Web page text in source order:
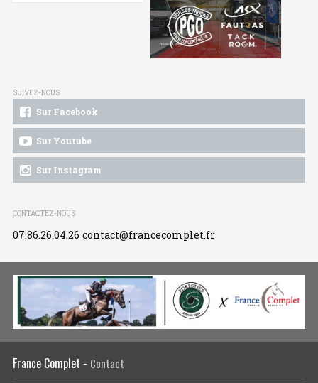
SUIVEZ-NOUS
Sur Facebook
Sur Youtube
Sur Instagram
CONTACTEZ-NOUS
07.86.26.04.26 contact@francecomplet.fr
France Complet - Contact